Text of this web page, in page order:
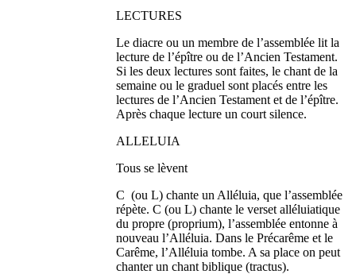
LECTURES
Le diacre ou un membre de l’assemblée lit la
lecture de l’épître ou de l’Ancien Testament.
Si les deux lectures sont faites, le chant de la
semaine ou le graduel sont placés entre les
lectures de l’Ancien Testament et de l’épître.
Après chaque lecture un court silence.
ALLELUIA
Tous se lèvent
C (ou L) chante un Alléluia, que l’assemblée
répète. C (ou L) chante le verset alléluiatique
du propre (proprium), l’assemblée entonne à
nouveau l’Alléluia. Dans le Précarême et le
Carême, l’Alléluia tombe. A sa place on peut
chanter un chant biblique (tractus).